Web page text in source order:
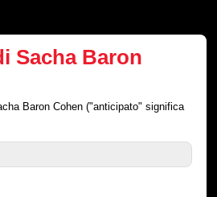
Sacha Baron
Baron Cohen ("anticipato" significa